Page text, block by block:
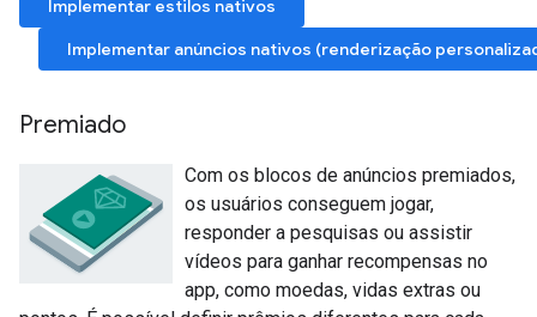
Implementar estilos nativos
Implementar anúncios nativos (renderização
Premiado
Com os blocos de anúncios premiados,
os usuários conseguem jogar,
responder a pesquisas ou assistir
vídeos para ganhar recompensas no
app, como moedas, vidas extras ou